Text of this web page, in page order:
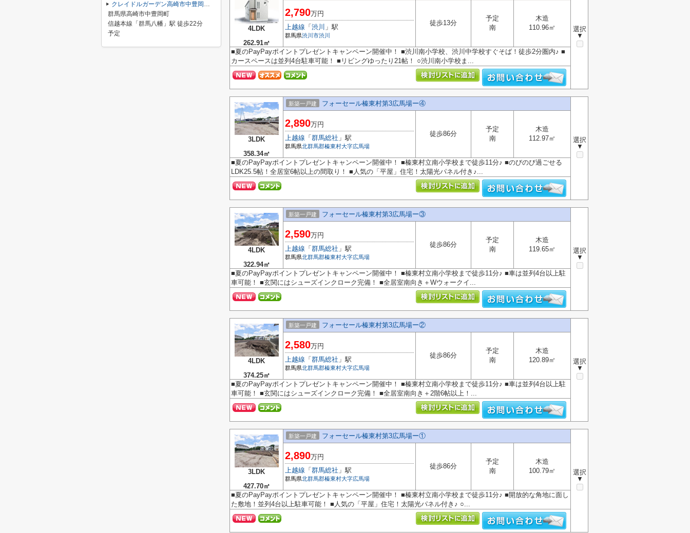
4LDK
262.91㎡
選択
▼
2,790万円
上越線 「 渋川 」駅
群馬県渋川市渋川
徒歩13分
予定
南
木造
110.96㎡
■夏のPayPayポイントプレゼントキャンペーン開催中！ ■渋川南小学校、渋川中学校すぐそば！徒歩2分圏内♪ ■
カースペースは並列4台駐車可能！ ■リビングゆったり21帖！ ○渋川南小学校ま...
3LDK
358.34㎡
新築一戸建 フォーセール榛東村第3広馬場ー④
選択
▼
2,890万円
上越線 「 群馬総社 」駅
群馬県北群馬郡榛東村大字広馬場
徒歩86分
予定
南
木造
112.97㎡
■夏のPayPayポイントプレゼントキャンペーン開催中！ ■榛東村立南小学校まで徒歩11分♪ ■のびのび過ごせる
LDK25.5帖！全居室6帖以上の間取り！ ■人気の「平屋」住宅！太陽光パネル付き♪...
4LDK
322.94㎡
新築一戸建 フォーセール榛東村第3広馬場ー③
選択
▼
2,590万円
上越線 「 群馬総社 」駅
群馬県北群馬郡榛東村大字広馬場
徒歩86分
予定
南
木造
119.65㎡
■夏のPayPayポイントプレゼントキャンペーン開催中！ ■榛東村立南小学校まで徒歩11分♪ ■車は並列4台以上駐
車可能！ ■玄関にはシューズインクローク完備！ ■全居室南向き＋Wウォークイ...
4LDK
374.25㎡
新築一戸建 フォーセール榛東村第3広馬場ー②
選択
▼
2,580万円
上越線 「 群馬総社 」駅
群馬県北群馬郡榛東村大字広馬場
徒歩86分
予定
南
木造
120.89㎡
■夏のPayPayポイントプレゼントキャンペーン開催中！ ■榛東村立南小学校まで徒歩11分♪ ■車は並列4台以上駐
車可能！ ■玄関にはシューズインクローク完備！ ■全居室南向き＋2階6帖以上！...
3LDK
427.70㎡
新築一戸建 フォーセール榛東村第3広馬場ー①
選択
▼
2,890万円
上越線 「 群馬総社 」駅
群馬県北群馬郡榛東村大字広馬場
徒歩86分
予定
南
木造
100.79㎡
■夏のPayPayポイントプレゼントキャンペーン開催中！ ■榛東村立南小学校まで徒歩11分♪ ■開放的な角地に面し
た敷地！並列4台以上駐車可能！ ■人気の「平屋」住宅！太陽光パネル付き♪ ○...
クレイドルガーデン高崎市中豊岡町第3ー①
群馬県高崎市中豊岡町
信越本線「群馬八幡」駅 徒歩22分
予定